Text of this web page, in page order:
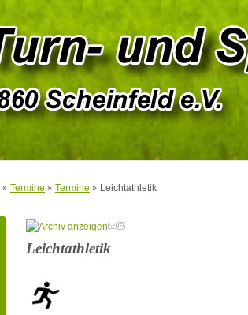
Termine Termine Leichtathletik
Leichtathletik